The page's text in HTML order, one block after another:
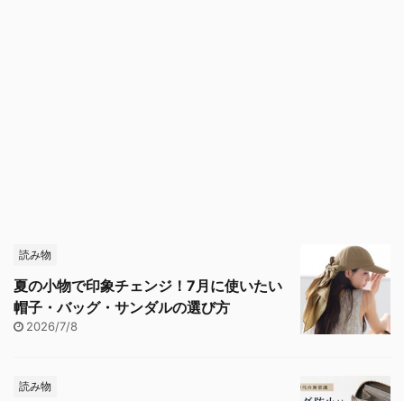
読み物
夏の小物で印象チェンジ！7月に使いたい
帽子・バッグ・サンダルの選び方
2026/7/8
読み物